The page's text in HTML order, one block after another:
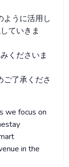
ように活用し
ていきま
くださいま
了承くださ
we focus on
in the